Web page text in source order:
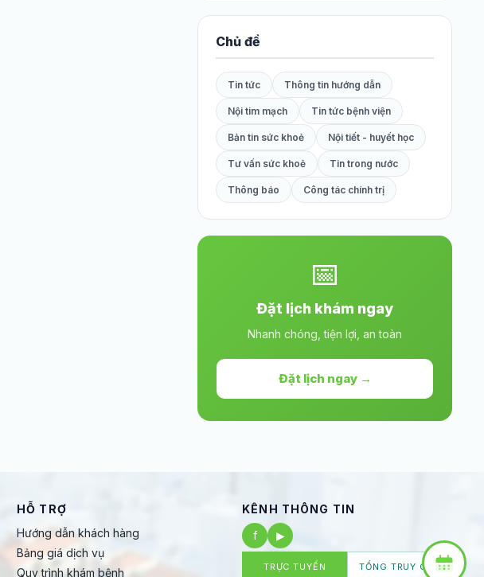
Chủ đề
Tin tức Thông tin hướng dẫn
Nội tim mạch Tin tức bệnh viện
Bản tin sức khoẻ Nội tiết - huyết học
Tư vấn sức khoẻ Tin trong nước
Thông báo Công tác chính trị
📅
Đặt lịch khám ngay
Nhanh chóng, tiện lợi, an toàn
Đặt lịch ngay →
HỖ TRỢ
Hướng dẫn khách hàng
Bảng giá dịch vụ
Quy trình khám bệnh
KÊNH THÔNG TIN
f
▶
TRỰC TUYẾN TỔNG TRUY CẬP